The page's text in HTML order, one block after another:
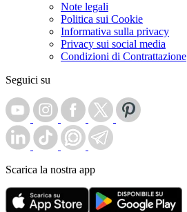
Note legali
Politica sui Cookie
Informativa sulla privacy
Privacy sui social media
Condizioni di Contrattazione
Seguici su
Scarica la nostra app